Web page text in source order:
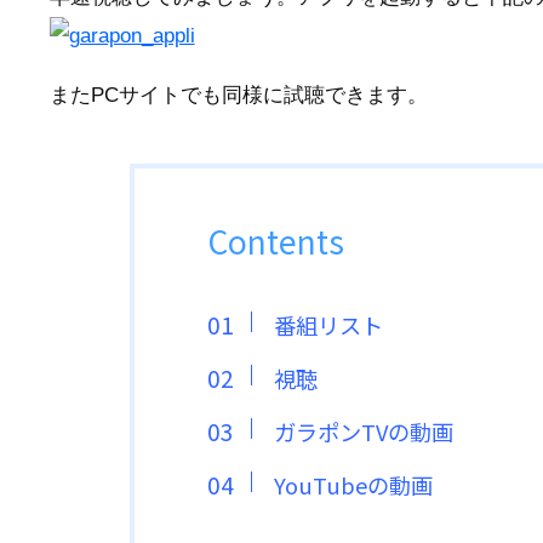
またPCサイトでも同様に試聴できます。
Contents
番組リスト
視聴
ガラポンTVの動画
YouTubeの動画